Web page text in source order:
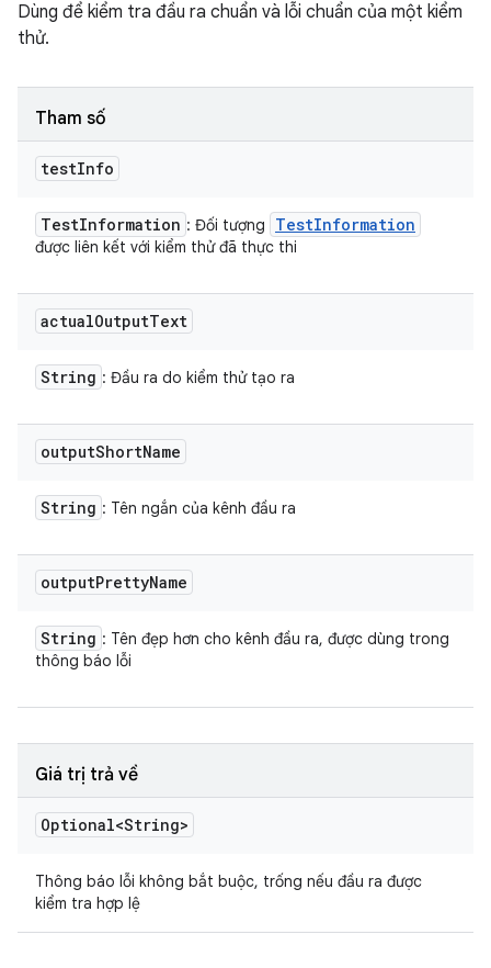
Dùng để kiểm tra đầu ra chuẩn và lỗi chuẩn của một kiểm
thử.
Tham số
testInfo
TestInformation : Đối tượng TestInformation
được liên kết với kiểm thử đã thực thi
actualOutputText
String : Đầu ra do kiểm thử tạo ra
outputShortName
String : Tên ngắn của kênh đầu ra
outputPrettyName
String : Tên đẹp hơn cho kênh đầu ra, được dùng trong
thông báo lỗi
Giá trị trả về
Optional<String>
Thông báo lỗi không bắt buộc, trống nếu đầu ra được
kiểm tra hợp lệ